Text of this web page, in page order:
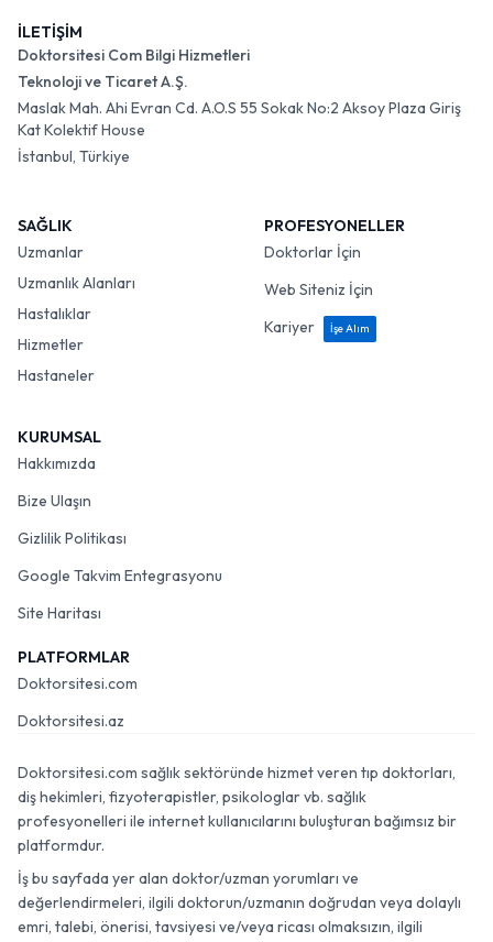
İLETİŞİM
Doktorsitesi Com Bilgi Hizmetleri
Teknoloji ve Ticaret A.Ş.
Maslak Mah. Ahi Evran Cd. A.O.S 55 Sokak No:2 Aksoy Plaza Giriş
Kat Kolektif House
İstanbul, Türkiye
SAĞLIK
Uzmanlar
Uzmanlık Alanları
Hastalıklar
Hizmetler
Hastaneler
PROFESYONELLER
Doktorlar İçin
Web Siteniz İçin
Kariyer
İşe Alım
KURUMSAL
Hakkımızda
Bize Ulaşın
Gizlilik Politikası
Google Takvim Entegrasyonu
Site Haritası
PLATFORMLAR
Doktorsitesi.com
Doktorsitesi.az
Doktorsitesi.com sağlık sektöründe hizmet veren tıp doktorları,
diş hekimleri, fizyoterapistler, psikologlar vb. sağlık
profesyonelleri ile internet kullanıcılarını buluşturan bağımsız bir
platformdur.
İş bu sayfada yer alan doktor/uzman yorumları ve
değerlendirmeleri, ilgili doktorun/uzmanın doğrudan veya dolaylı
emri, talebi, önerisi, tavsiyesi ve/veya ricası olmaksızın, ilgili